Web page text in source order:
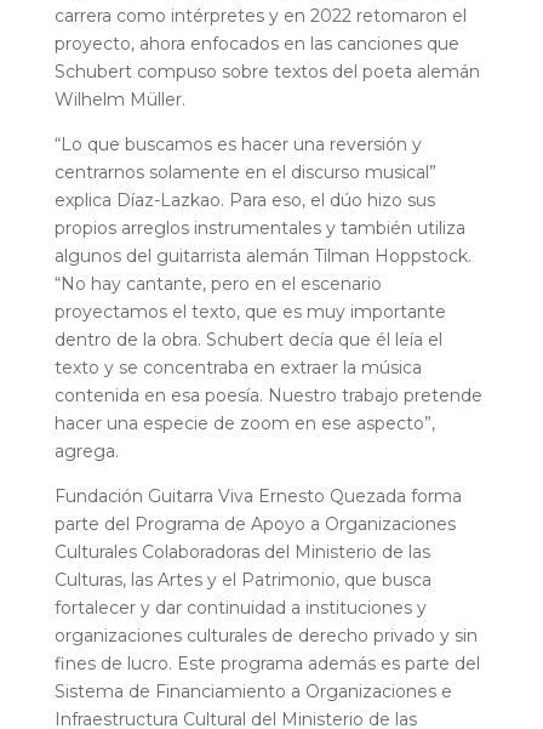
carrera como intérpretes y en 2022 retomaron el
proyecto, ahora enfocados en las canciones que
Schubert compuso sobre textos del poeta alemán
Wilhelm Müller.
“Lo que buscamos es hacer una reversión y
centrarnos solamente en el discurso musical”
explica Díaz-Lazkao. Para eso, el dúo hizo sus
propios arreglos instrumentales y también utiliza
algunos del guitarrista alemán Tilman Hoppstock.
“No hay cantante, pero en el escenario
proyectamos el texto, que es muy importante
dentro de la obra. Schubert decía que él leía el
texto y se concentraba en extraer la música
contenida en esa poesía. Nuestro trabajo pretende
hacer una especie de zoom en ese aspecto”,
agrega.
Fundación Guitarra Viva Ernesto Quezada forma
parte del Programa de Apoyo a Organizaciones
Culturales Colaboradoras del Ministerio de las
Culturas, las Artes y el Patrimonio, que busca
fortalecer y dar continuidad a instituciones y
organizaciones culturales de derecho privado y sin
fines de lucro. Este programa además es parte del
Sistema de Financiamiento a Organizaciones e
Infraestructura Cultural del Ministerio de las